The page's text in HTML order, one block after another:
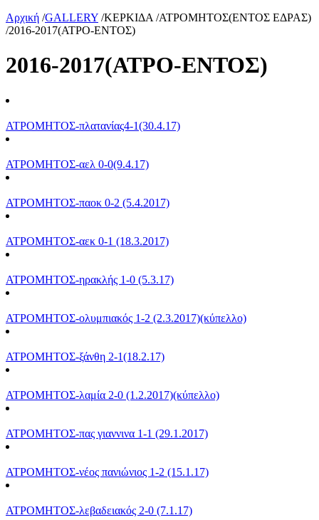
Αρχική /GALLERY /ΚΕΡΚΙΔΑ /ΑΤΡΟΜΗΤΟΣ(ΕΝΤΟΣ ΕΔΡΑΣ)
/2016-2017(ΑΤΡΟ-ΕΝΤΟΣ)
2016-2017(ΑΤΡΟ-ΕΝΤΟΣ)
ATΡΟΜΗΤΟΣ-πλατανίας4-1(30.4.17)
ATΡΟΜΗΤΟΣ-αελ 0-0(9.4.17)
ΑΤΡΟΜΗΤΟΣ-παοκ 0-2 (5.4.2017)
ΑΤΡΟΜΗΤΟΣ-αεκ 0-1 (18.3.2017)
ΑΤΡΟΜΗΤΟΣ-ηρακλής 1-0 (5.3.17)
ΑΤΡΟΜΗΤΟΣ-ολυμπιακός 1-2 (2.3.2017)(κύπελλο)
ΑΤΡΟΜΗΤΟΣ-ξάνθη 2-1(18.2.17)
ΑΤΡΟΜΗΤΟΣ-λαμία 2-0 (1.2.2017)(κύπελλο)
ΑΤΡΟΜΗΤΟΣ-πας γιαννινα 1-1 (29.1.2017)
ΑΤΡΟΜΗΤΟΣ-νέος πανιώνιος 1-2 (15.1.17)
ΑΤΡΟΜΗΤΟΣ-λεβαδειακός 2-0 (7.1.17)